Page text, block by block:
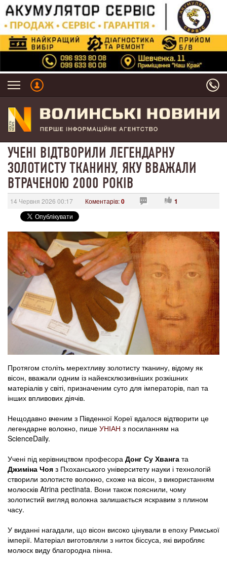
УЧЕНІ ВІДТВОРИЛИ ЛЕГЕНДАРНУ
ЗОЛОТИСТУ ТКАНИНУ, ЯКУ ВВАЖАЛИ
ВТРАЧЕНОЮ 2000 РОКІВ
14 Червня 2026 00:17 Коментарів:0 1
Протягом століть мерехтливу золотисту тканину, відому як
вісон, вважали одним із найексклюзивніших розкішних
матеріалів у світі, призначеним суто для імператорів, пап та
інших впливових діячів.
Нещодавно вченим з Південної Кореї вдалося відтворити це
легендарне волокно, пише УНІАН з посиланням на
ScienceDaily.
Учені під керівництвом професора Донг Су Хванга та
Джиміна Чоя з Пхоханського університету науки і технологій
створили золотисте волокно, схоже на вісон, з використанням
молюсків Atrina pectinata. Вони також пояснили, чому
золотистий вигляд волокна залишається яскравим з плином
часу.
У виданні нагадали, що вісон високо цінували в епоху Римської
імперії. Матеріал виготовляли з ниток біссуса, які виробляє
молюск виду благородна пінна.